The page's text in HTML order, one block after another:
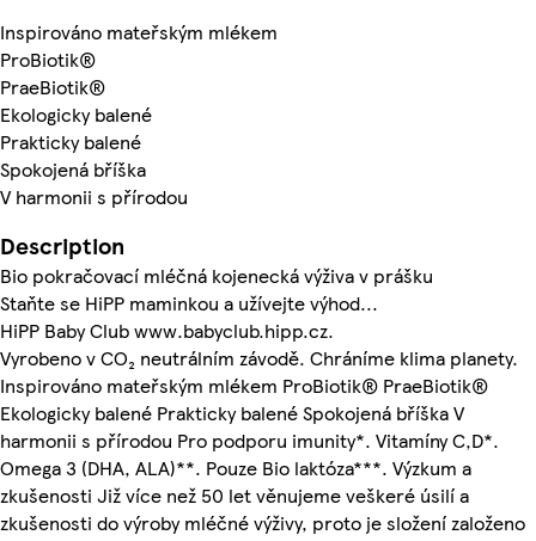
Inspirováno mateřským mlékem
ProBiotik®
PraeBiotik®
Ekologicky balené
Prakticky balené
Spokojená bříška
V harmonii s přírodou
Description
Bio pokračovací mléčná kojenecká výživa v prášku
Staňte se HiPP maminkou a užívejte výhod...
HiPP Baby Club www.babyclub.hipp.cz.
Vyrobeno v CO₂ neutrálním závodě. Chráníme klima planety.
Inspirováno mateřským mlékem ProBiotik® PraeBiotik®
Ekologicky balené Prakticky balené Spokojená bříška V
harmonii s přírodou Pro podporu imunity*. Vitamíny C,D*.
Omega 3 (DHA, ALA)**. Pouze Bio laktóza***. Výzkum a
zkušenosti Již více než 50 let věnujeme veškeré úsilí a
zkušenosti do výroby mléčné výživy, proto je složení založeno